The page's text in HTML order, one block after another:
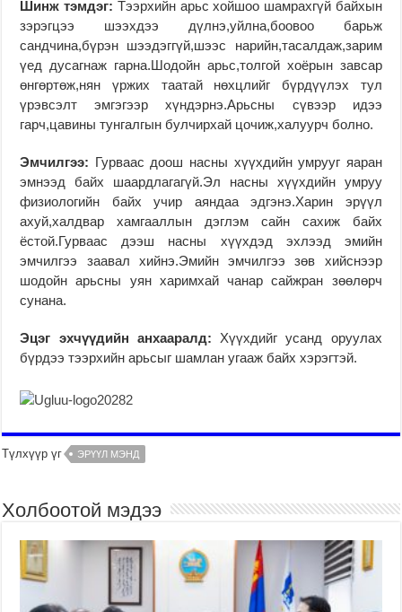
Шинж тэмдэг: Тээрхийн арьс хойшоо шамрахгүй байхын
зэрэгцээ шээхдээ дүлнэ,уйлна,боовоо барьж
сандчина,бүрэн шээдэггүй,шээс нарийн,тасалдаж,зарим
үед дусагнаж гарна.Шодойн арьс,толгой хоёрын завсар
өнгөртөж,нян үржих таатай нөхцлийг бүрдүүлэх тул
үрэвсэлт эмгэгээр хүндэрнэ.Арьсны сүвээр идээ
гарч,цавины тунгалгын булчирхай цочиж,халуурч болно.
Эмчилгээ: Гурваас доош насны хүүхдийн умрууг яаран
эмнээд байх шаардлагагүй.Эл насны хүүхдийн умруу
физиологийн байх учир аяндаа эдгэнэ.Харин эрүүл
ахуй,халдвар хамгааллын дэглэм сайн сахиж байх
ёстой.Гурваас дээш насны хүүхдэд эхлээд эмийн
эмчилгээ заавал хийнэ.Эмийн эмчилгээ зөв хийснээр
шодойн арьсны уян харимхай чанар сайжран зөөлөрч
сунана.
Эцэг эхчүүдийн анхааралд:
Хүүхдийг усанд оруулах
бүрдээ тээрхийн арьсыг шамлан угааж байх хэрэгтэй.
Түлхүүр үг ЭРҮҮЛ МЭНД
Холбоотой мэдээ